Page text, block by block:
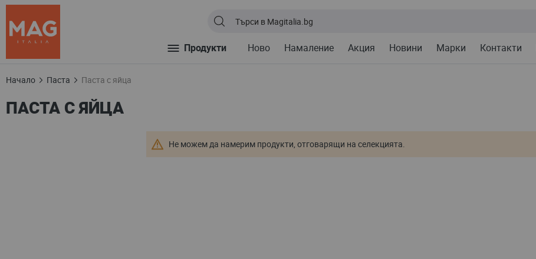
Продукти Ново Намаление Акция Новини Марки Контакти
Начало Паста Паста с яйца
ПАСТА С ЯЙЦА
Не можем да намерим продукти, отговарящи на селекцията.